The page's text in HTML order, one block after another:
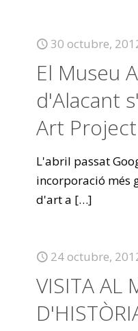
30 octubre,
El Museu
d'Alacant
Art
L'abril passat
incorporació més
d'art a […]
24 octubre,
VISITA AL